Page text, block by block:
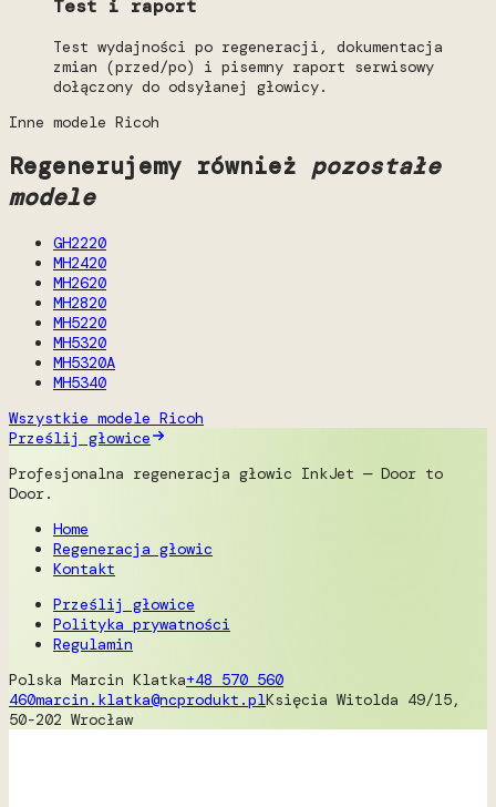
Test i raport
Test wydajności po regeneracji, dokumentacja
zmian (przed/po) i pisemny raport serwisowy
dołączony do odsyłanej głowicy.
Inne modele Ricoh
Regenerujemy również pozostałe
modele
GH2220
MH2420
MH2620
MH2820
MH5220
MH5320
MH5320A
MH5340
Wszystkie modele Ricoh
Prześlij głowice
Profesjonalna regeneracja głowic InkJet — Door to
Door.
Home
Regeneracja głowic
Kontakt
Prześlij głowice
Polityka prywatności
Regulamin
Polska Marcin Klatka+48 570 560
460marcin.klatka@ncprodukt.plKsięcia Witolda 49/15,
50-202 Wrocław